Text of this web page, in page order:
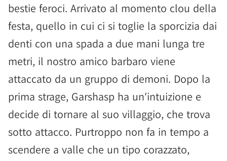
bestie feroci. Arrivato al momento clou della
festa, quello in cui ci si toglie la sporcizia dai
denti con una spada a due mani lunga tre
metri, il nostro amico barbaro viene
attaccato da un gruppo di demoni. Dopo la
prima strage, Garshasp ha un'intuizione e
decide di tornare al suo villaggio, che trova
sotto attacco. Purtroppo non fa in tempo a
scendere a valle che un tipo corazzato,